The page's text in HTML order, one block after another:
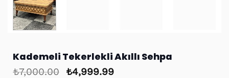
Kademeli Tekerlekli Akıllı Sehpa
₺7,000.00
Orijinal
₺4,999.99Şu